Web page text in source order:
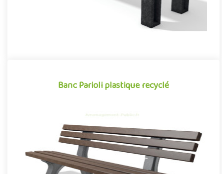
Banc Parioli plastique recyclé
Banc Parioli plastique recyclé
Mobilier urbain conçu en plastique recyclé, le banc public Parioli
de la gamme Neo conjugue avec succès design et
développeme..